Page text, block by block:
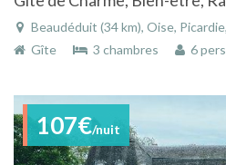
Beaudéduit (34 km), Oise,
Gîte
3 chambres 6
107€/nuit